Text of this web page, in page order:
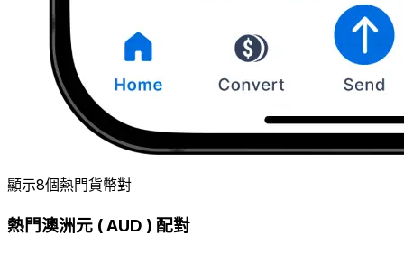
顯示8個熱門貨幣對
熱門澳洲元 ( AUD ) 配對